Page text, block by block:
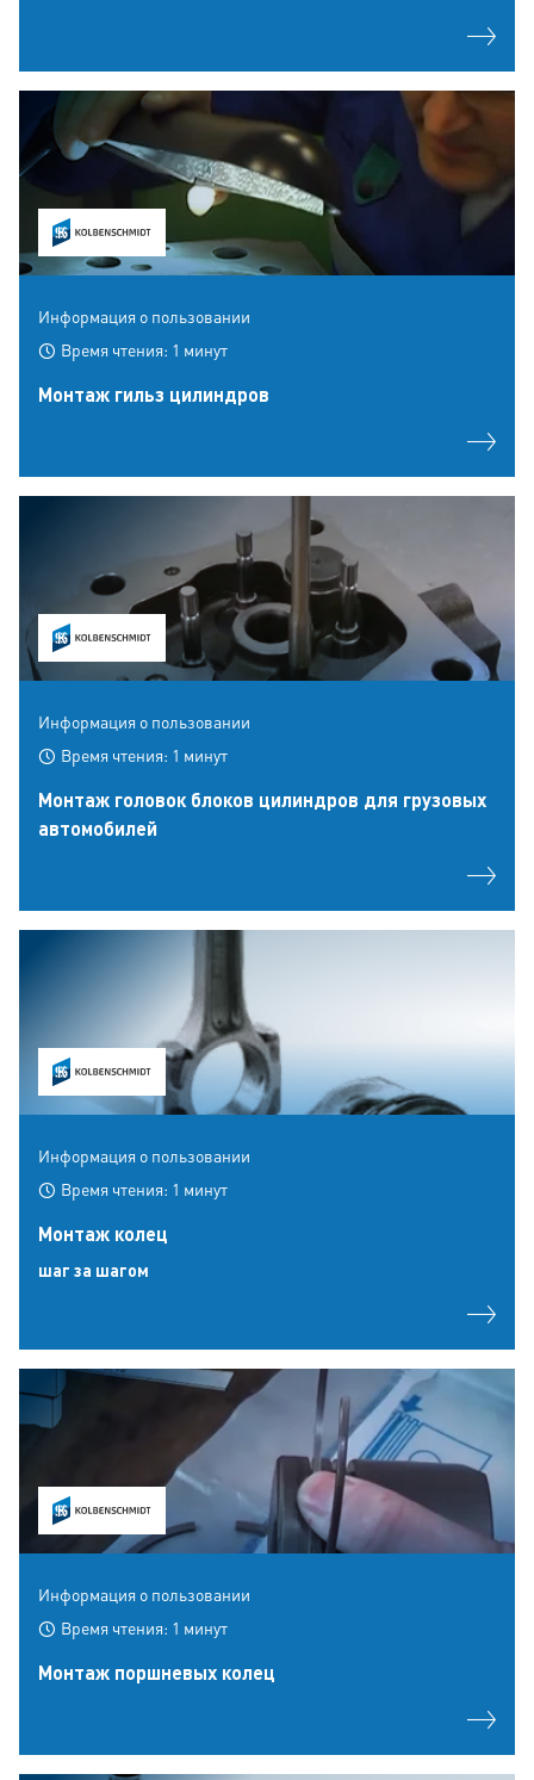
Информация о пользовании
Время чтения: 1 минут
Монтаж гильз цилиндров
Информация о пользовании
Время чтения: 1 минут
Монтаж головок блоков цилиндров для грузовых
автомобилей
Информация о пользовании
Время чтения: 1 минут
Монтаж колец
шаг за шагом
Информация о пользовании
Время чтения: 1 минут
Монтаж поршневых колец